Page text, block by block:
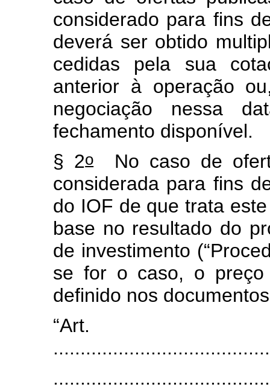
considerado para fins
deverá ser obtido
cedidas pela sua
anterior à operação
negociação nessa
fechamento disponível.
§ 2oNo caso de
considerada para fins
do IOF de que trata
base no resultado do
de investimento
se for o caso, o preço
definido nos
“Art.